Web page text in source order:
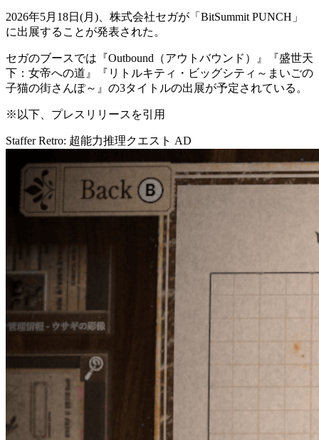
2026年5月18日(月)、 株式会社セガが「 BitSummit PUNCH 」
に出展することが発表された。
セガのブースでは『Outbound（アウトバウンド） 』『盛世天
下：女帝への道 』『 リトルキティ・ビッグシティ～まいごの
子猫の街さんぽ～ 』の3タイトルの出展が予定されている。
※以下、プレスリリースを引用
Staffer Retro: 超能力推理クエスト AD